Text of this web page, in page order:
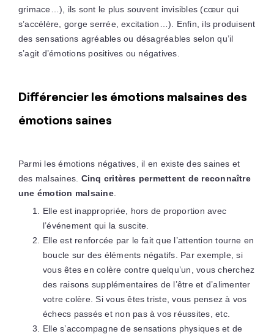
grimace…), ils sont le plus souvent invisibles (cœur qui
s’accélère, gorge serrée, excitation…). Enfin, ils produisent
des sensations agréables ou désagréables selon qu’il
s’agit d’émotions positives ou négatives.
Différencier les émotions malsaines des
émotions saines
Parmi les émotions négatives, il en existe des saines et
des malsaines. Cinq critères permettent de reconnaître
une émotion malsaine.
Elle est inappropriée, hors de proportion avec
l’événement qui la suscite.
Elle est renforcée par le fait que l’attention tourne en
boucle sur des éléments négatifs. Par exemple, si
vous êtes en colère contre quelqu’un, vous cherchez
des raisons supplémentaires de l’être et d’alimenter
votre colère. Si vous êtes triste, vous pensez à vos
échecs passés et non pas à vos réussites, etc.
Elle s’accompagne de sensations physiques et de